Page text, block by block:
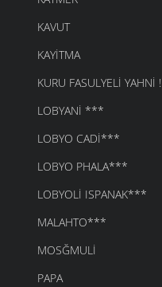
KAVUT
KAYITMA
KURU FASULYELI YAHNI !
LOBYANI ***
LOBYO CADI***
LOBYO PHALA***
LOBYOLI ISPANAK***
MALAHTO***
MOSĞMULI
PAPA